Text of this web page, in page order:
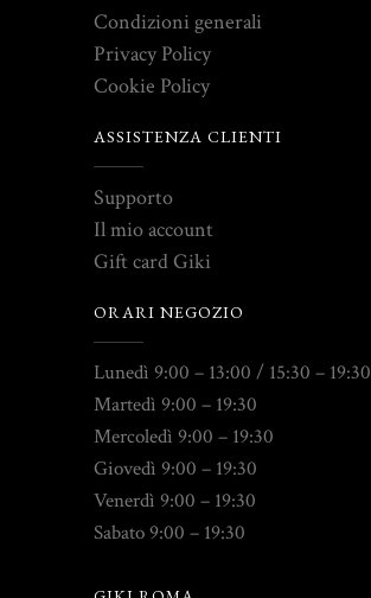
Condizioni generali
Privacy Policy
Cookie Policy
ASSISTENZA CLIENTI
Supporto
Il mio account
Gift card Giki
ORARI NEGOZIO
Lunedì 9:00 – 13:00 / 15:30 – 19:30
Martedì 9:00 – 19:30
Mercoledì 9:00 – 19:30
Giovedì 9:00 – 19:30
Venerdì 9:00 – 19:30
Sabato 9:00 – 19:30